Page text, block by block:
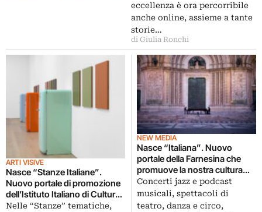
eccellenza è ora percorribile
anche online, assieme a tante
storie…
di Giulia Ronchi
ARTI VISIVE
Nasce “Stanze Italiane”.
Nuovo portale di promozione
dell’Istituto Italiano di Cultura
di New York
Nelle “Stanze” tematiche,
NEW MEDIA
Nasce “Italiana”. Nuovo
portale della Farnesina che
promuove la nostra cultura
all’estero
Concerti jazz e podcast
musicali, spettacoli di
teatro, danza e circo,